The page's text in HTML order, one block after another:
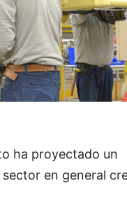
ha proyectado un
en general